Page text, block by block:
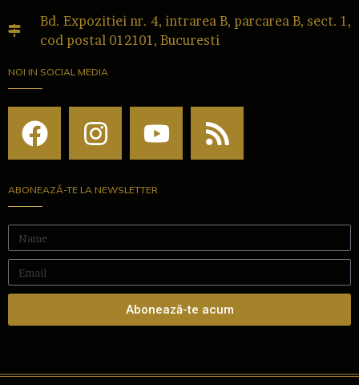
Bd. Expozitiei nr. 4, intrarea B, parcarea B, sect. 1,
cod postal 012101, Bucuresti
NOI IN SOCIAL MEDIA
ABONEAZĂ-TE LA NEWSLETTER
Abonează-te acum